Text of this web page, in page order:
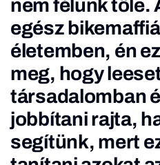
nem félünk tőle.
egész
életemben, én
meg, hogy
társadalomban
jobbítani rajta,
segítünk, mert